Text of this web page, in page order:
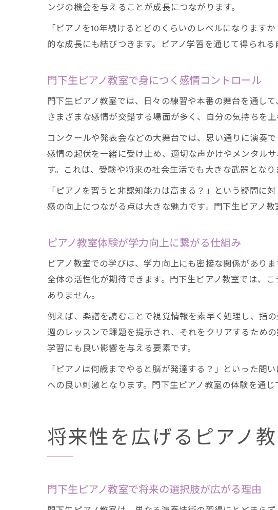
ンジの機会を与えることが成長につながります。
「ピアノを10年続けるとどのくらいのレベルになりま
的な成長にも結びつきます。ピアノ学習を通じて得られ
門下生ピアノ教室で身につく感情コントロール
門下生ピアノ教室では、日々の練習や本番の舞台を通し
さまざまな感情が交錯する場面が多く、自分の気持ちを
コンクールや発表会などの大舞台では、思い通りに演奏
感情の起伏を一緒に受け止め、適切な声かけやメンタル
す。これは、受験や将来の社会生活でも大きな武器となり
「ピアノを習うと非認知能力は高まる？」という疑問
感の向上につながる点は大きな魅力です。門下生ピアノ
ピアノ教室体験が学力向上に繋がる仕組み
ピアノ教室での学びは、学力向上にも密接な関係があり
全体の活性化が期待できます。門下生ピアノ教室では、
ありません。
例えば、楽譜を読むことで視覚情報を素早く処理し、指
週のレッスンで課題を提示され、それをクリアするため
学習にも良い影響を与える要素です。
「ピアノは何歳までやると脳が発達する？」といった
への良い刺激となります。門下生ピアノ教室の体験を通
将来性を広げるピアノ
門下生ピアノ教室で将来の選択肢が広がる理由